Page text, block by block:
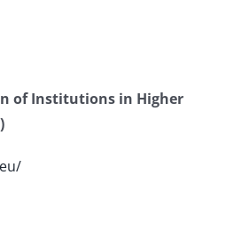
of Institutions in Higher